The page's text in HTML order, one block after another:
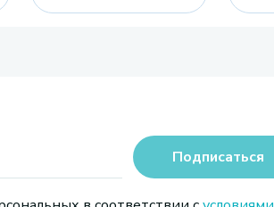
Подписаться